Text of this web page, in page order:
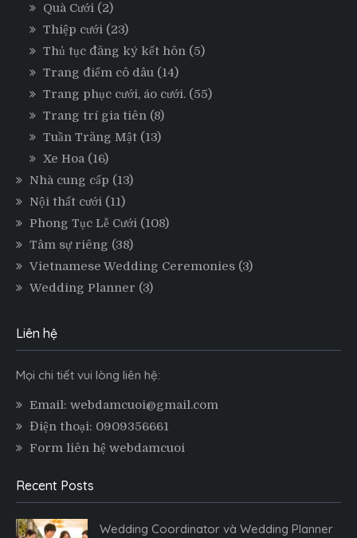
Quà Cưới (2)
Thiệp cưới (23)
Thủ tục đăng ký kết hôn (5)
Trang điểm cô dâu (14)
Trang phục cưới, áo cưới. (55)
Trang trí gia tiên (8)
Tuần Trăng Mật (13)
Xe Hoa (16)
Nhà cung cấp (13)
Nội thất cưới (11)
Phong Tục Lễ Cưới (108)
Tâm sự riêng (38)
Vietnamese Wedding Ceremonies (3)
Wedding Planner (3)
Liên hệ
Mọi chi tiết vui lòng liên hệ:
Email: webdamcuoi@gmail.com
Điện thoại: 0909356661
Form liên hệ webdamcuoi
Recent Posts
Wedding Coordinator và Wedding Planner